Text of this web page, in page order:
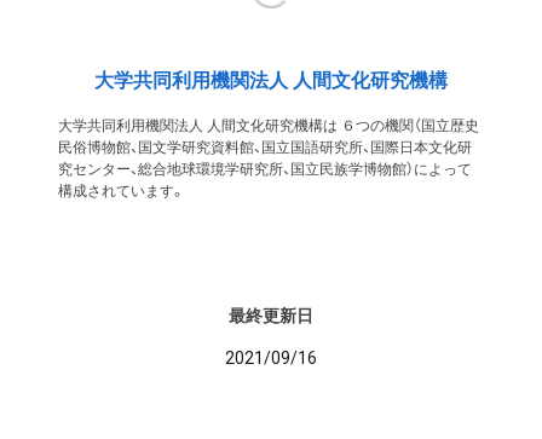
大学共同利用機関法人 人間文化研究機構
大学共同利用機関法人 人間文化研究機構は ６つの機関（国立歴史
民俗博物館、国文学研究資料館、国立国語研究所、国際日本文化研
究センター、総合地球環境学研究所、国立民族学博物館）によって
構成されています。
最終更新日
2021/09/16